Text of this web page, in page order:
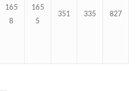
165
8
165
5
351 335 827